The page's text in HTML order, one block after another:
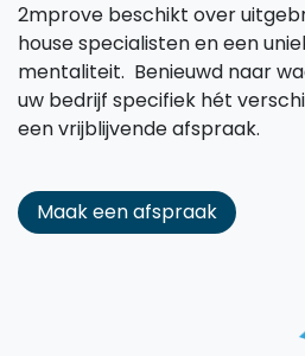
2mprove beschikt over
house specialisten en een
mentaliteit. Benieuwd naar
uw bedrijf specifiek hét
een vrijblijvende afspraak.
Maak een afspraak